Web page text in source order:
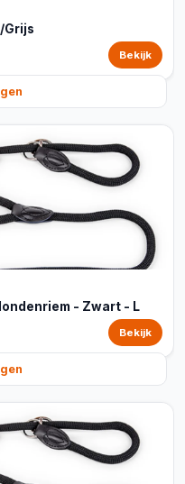
Grijs
Bekijk
- Zwart - L
Bekijk